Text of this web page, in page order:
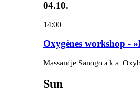
04.10.
14:00
Oxygènes workshop -
Massandje Sanogo a.k.a.
Sun